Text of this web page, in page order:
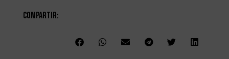
Compartir: